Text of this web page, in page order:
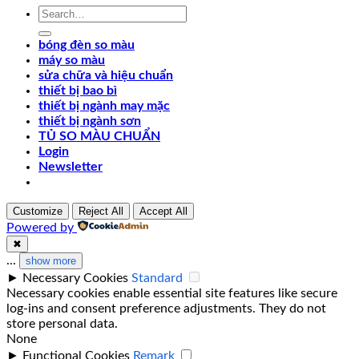
Search
bóng đèn so màu
máy so màu
sửa chữa và hiệu chuẩn
thiết bị bao bì
thiết bị ngành may mặc
thiết bị ngành sơn
TỦ SO MÀU CHUẨN
Login
Newsletter
Customize Reject All Accept All
Powered by
✖
... show more
► Necessary Cookies Standard
Necessary cookies enable essential site features like secure
log-ins and consent preference adjustments. They do not
store personal data.
None
►
Functional Cookies Remark